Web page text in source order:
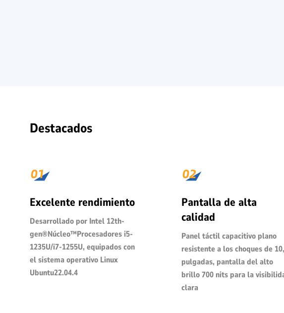
Destacados
Excelente rendimiento
Desarrollado por Intel 12th-
gen®Núcleo™Procesadores i5-
1235U/i7-1255U, equipados con
el sistema operativo Linux
Ubuntu22.04.4
Pantalla de alta
calidad
Panel táctil capacitivo plano
resistente a los choques de
pulgadas, pantalla del alto
brillo 700 nits para la
clara